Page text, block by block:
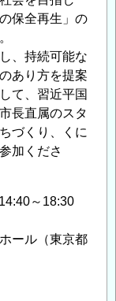
保全再生」の
、持続可能な
あり方を提案
て、習近平国
長直属のスタ
づくり、くに
加くださ
～18:30
ール（東京都